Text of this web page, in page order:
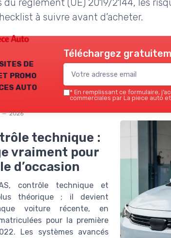
du règlement (UE) 2019/2144, les
à suivre avant d’acheter.
de
promo
auto
— 2026
Téléchargez
* En remplissant ce formulaire,
commerciales par La piece auto
technique :
vraiment pour
d’occasion
contrôle technique et
théorique ; il devient
voiture récente, en
pour la première
Les systèmes avancés